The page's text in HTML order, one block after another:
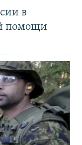
в
помощи